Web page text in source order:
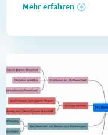
Mehr erfahren